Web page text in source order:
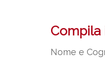
Compila
Nome e